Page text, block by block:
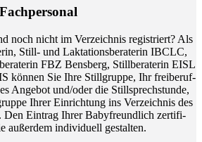
noch nicht im Ver­zeich­nis regis­triert? Als
Still- und Lak­ta­ti­ons­be­ra­te­rin IBCLC,
FBZ Bens­berg, Still­be­ra­te­rin EISL
kön­nen Sie Ihre Still­grup­pe, Ihr frei­be­ruf­
Ange­bot und/oder die Still­sprech­stun­de,
Ihrer Ein­rich­tung ins Ver­zeich­nis des
Den Ein­trag Ihrer Baby­freund­lich zer­ti­fi­
außer­dem indi­vi­du­ell gestalten.